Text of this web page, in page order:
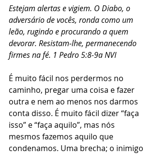
Estejam alertas e vigiem. O Diabo, o
adversário de vocês, ronda como um
leão, rugindo e procurando a quem
devorar. Resistam‑lhe, permanecendo
firmes na fé. 1 Pedro 5:8-9a NVI
É muito fácil nos perdermos no
caminho, pregar uma coisa e fazer
outra e nem ao menos nos darmos
conta disso. É muito fácil dizer “faça
isso” e “faça aquilo”, mas nós
mesmos fazemos aquilo que
condenamos. Uma brecha; o inimigo